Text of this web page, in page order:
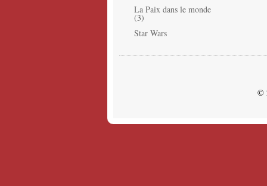
La Paix dans le monde
(3)
Star Wars
©